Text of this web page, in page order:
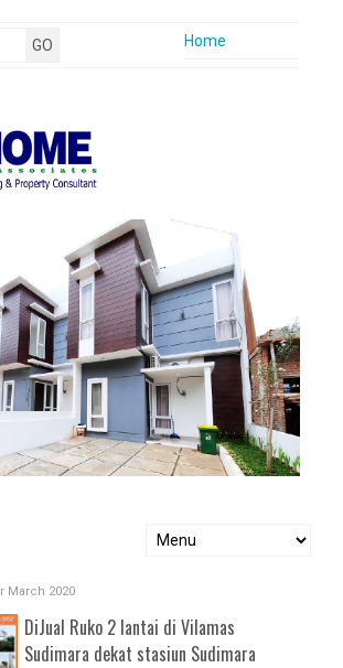
Home
March 2020
DiJual Ruko 2 lantai di Vilamas
Sudimara dekat stasiun Sudimara